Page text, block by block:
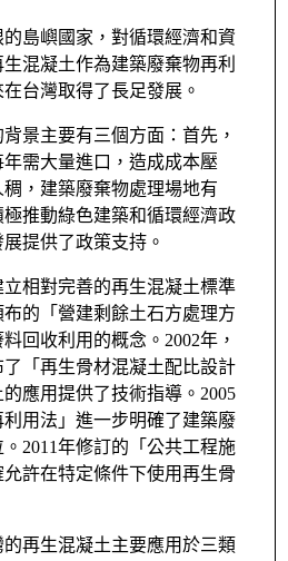
島嶼國家，對循環經濟和資
混凝土作為建築廢棄物再利
台灣取得了長足發展。
景主要有三個方面：首先，
需大量進口，造成成本壓
，建築廢棄物處理場地有
推動綠色建築和循環經濟政
提供了政策支持。
相對完善的再生混凝土標準
的「營建剩餘土石方處理方
回收利用的概念。2002年，
「再生骨材混凝土配比設計
應用提供了技術指導。2005
用法」進一步明確了建築廢
2011年修訂的「公共工程施
許在特定條件下使用再生骨
再生混凝土主要應用於三類